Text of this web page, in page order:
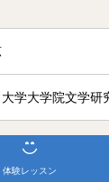
学大学院文学研
体験レッスン